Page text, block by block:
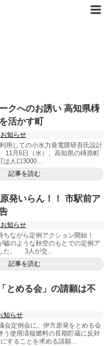
クへのお誘い 高知県梼
活かす町
お知らせ
用しての小水力発電隈研吾氏設計
月6日（水）、高知県の梼原町
は人口3000...
記事を読む
発いらん！！ 市駅前ア
告
お知らせ
ちながら定例アクション開始！
嘘のような秋空のもとでの定例ア
た。 3人が交...
記事を読む
める会」の請願は不
知らせ
会定例会に、伊方原発をとめる会
う使用済核燃料の長期貯蔵に反対
することを求める請願...